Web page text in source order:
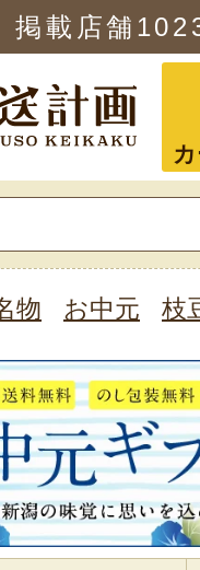
掲載店舗
物 お中元 枝